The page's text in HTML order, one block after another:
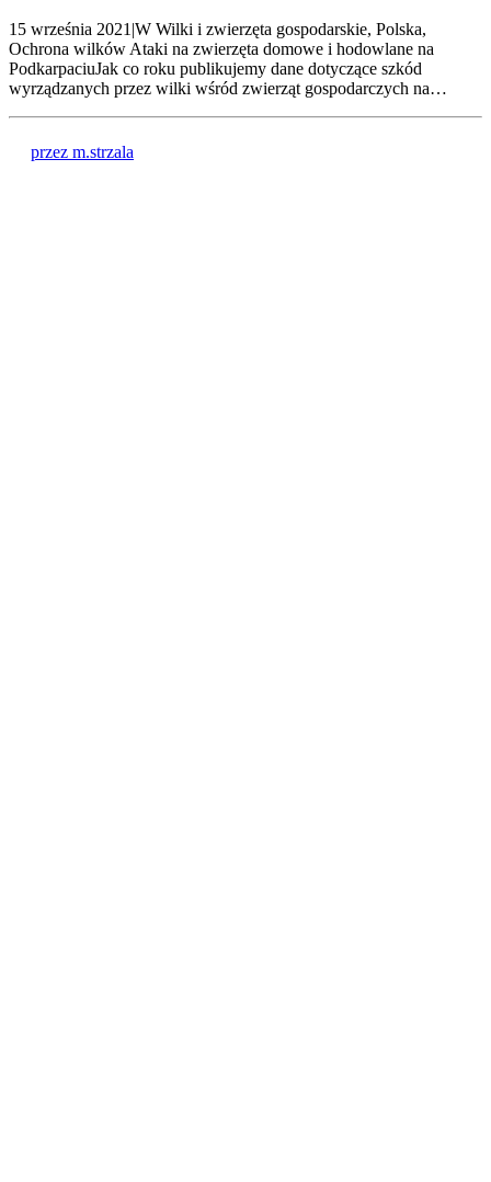
15 września 2021|W Wilki i zwierzęta gospodarskie, Polska,
Ochrona wilków Ataki na zwierzęta domowe i hodowlane na
PodkarpaciuJak co roku publikujemy dane dotyczące szkód
wyrządzanych przez wilki wśród zwierząt gospodarczych na…
przez m.strzala